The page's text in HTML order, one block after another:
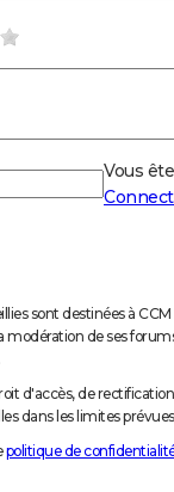
Vous
sont destinées à
modération de ses
d'accès, de
dans les limites
politique de